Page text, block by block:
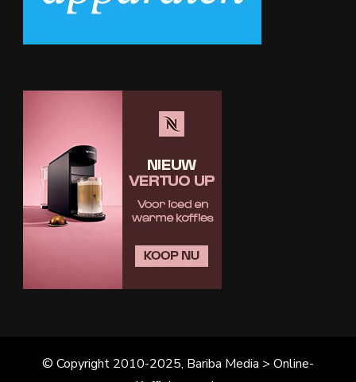
© Copyright 2010-2025, Bariba Media > Online-